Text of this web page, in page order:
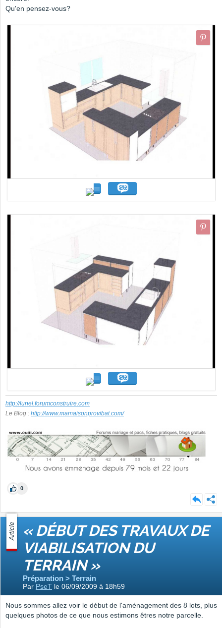
Qu'en pensez-vous?
http://lunel.forumconstruire.com
Le Blog : http://www.mamaisonprovibat.com/
0
Article « DÉBUT DES TRAVAUX DE
VIABILISATION DU
TERRAIN »
Préparation > Terrain
Par PseT le 06/09/2009 à 18h59
Nous sommes allez voir le début de l'aménagement des 8 lots, plus
quelques photos de ce que nous estimons êtres notre parcelle.